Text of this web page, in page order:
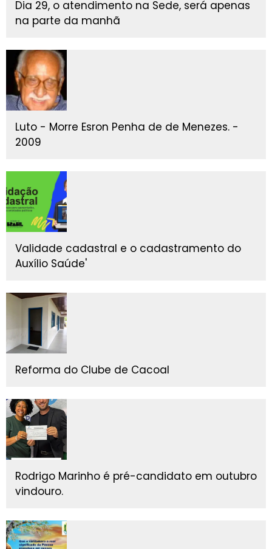
Dia 29, o atendimento na Sede, será apenas
na parte da manhã
Luto - Morre Esron Penha de de Menezes. -
2009
Validade cadastral e o cadastramento do
Auxílio Saúde'
Reforma do Clube de Cacoal
Rodrigo Marinho é pré-candidato em outubro
vindouro.